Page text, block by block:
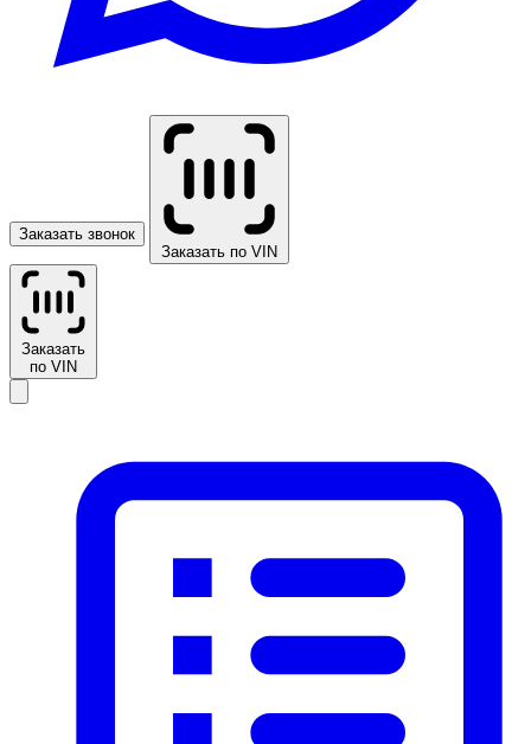
Заказать звонок
Заказать по VIN
Заказать
по VIN